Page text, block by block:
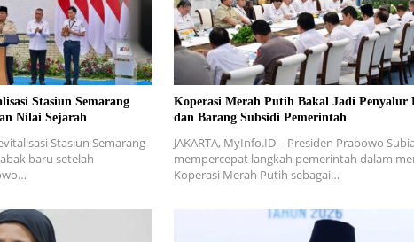
Stasiun Semarang
Nilai Sejarah
Stasiun Semarang
baru setelah
Koperasi Merah Putih Bakal Jadi Penyalur
dan Barang Subsidi Pemerintah
JAKARTA, MyInfo.ID – Presiden Prabowo
mempercepat langkah pemerintah dalam
Koperasi Merah Putih sebagai…